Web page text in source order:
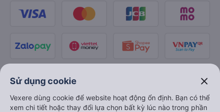
Sử dụng cookie close
Vexere dùng cookie để website hoạt động ổn định. Bạn có thể
xem chi tiết hoặc thay đổi lựa chọn bất kỳ lúc nào trong phần